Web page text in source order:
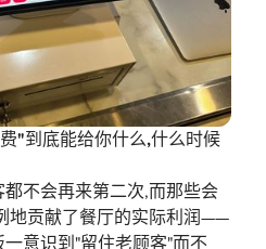
"到底能给你什么,什么时候
不会再来第二次,而那些会
地贡献了餐厅的实际利润——
意识到"留住老顾客"而不